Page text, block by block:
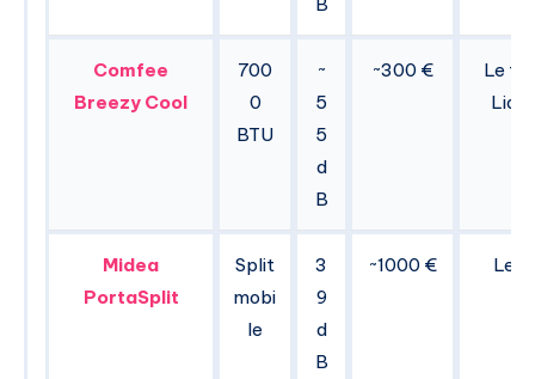
Comfee
Breezy Cool
700
0
BTU
~
5
5
d
B
~300 €
Le
Lidl,
Midea
PortaSplit
Split
mobi
le
3
9
d
B
~1000 € Le